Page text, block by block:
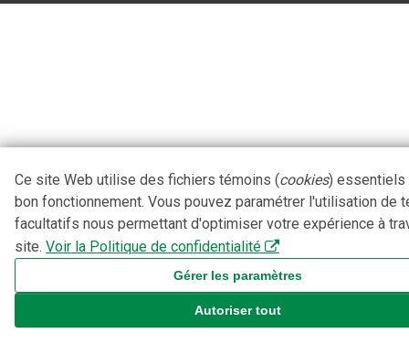
Ce site Web utilise des fichiers témoins (cookies) essentiels
bon fonctionnement. Vous pouvez paramétrer l'utilisation de
facultatifs nous permettant d'optimiser votre expérience à
site. Voir la Politique de confidentialité
Gérer les paramètres
Autoriser tout